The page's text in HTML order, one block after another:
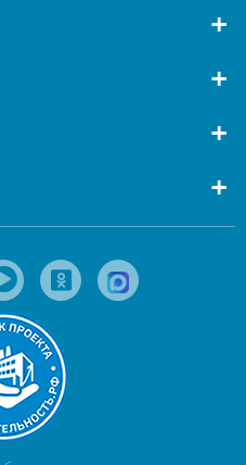
+
+
+
+